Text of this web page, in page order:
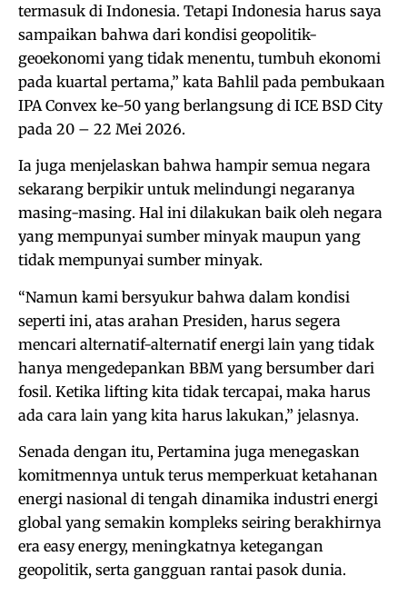
termasuk di Indonesia. Tetapi Indonesia harus saya
sampaikan bahwa dari kondisi geopolitik-
geoekonomi yang tidak menentu, tumbuh ekonomi
pada kuartal pertama,” kata Bahlil pada pembukaan
IPA Convex ke-50 yang berlangsung di ICE BSD City
pada 20 – 22 Mei 2026.
Ia juga menjelaskan bahwa hampir semua negara
sekarang berpikir untuk melindungi negaranya
masing-masing. Hal ini dilakukan baik oleh negara
yang mempunyai sumber minyak maupun yang
tidak mempunyai sumber minyak.
“Namun kami bersyukur bahwa dalam kondisi
seperti ini, atas arahan Presiden, harus segera
mencari alternatif-alternatif energi lain yang tidak
hanya mengedepankan BBM yang bersumber dari
fosil. Ketika lifting kita tidak tercapai, maka harus
ada cara lain yang kita harus lakukan,” jelasnya.
Senada dengan itu, Pertamina juga menegaskan
komitmennya untuk terus memperkuat ketahanan
energi nasional di tengah dinamika industri energi
global yang semakin kompleks seiring berakhirnya
era easy energy, meningkatnya ketegangan
geopolitik, serta gangguan rantai pasok dunia.